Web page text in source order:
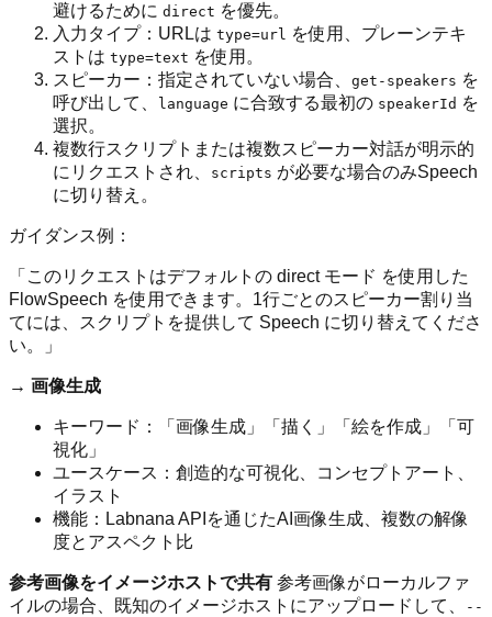
避けるために direct を優先。
入力タイプ：URLは type=url を使用、プレーンテキ
ストは type=text を使用。
スピーカー：指定されていない場合、 get-speakers を
呼び出して、
language に合致する最初の speakerId を
選択。
複数行スクリプトまたは複数スピーカー対話が明示的
にリクエストされ、
scripts が必要な場合のみSpeech
に切り替え。
ガイダンス例：
「このリクエストはデフォルトの direct モード を使用した
FlowSpeech を使用できます。1行ごとのスピーカー割り当
てには、スクリプトを提供して Speech に切り替えてくださ
い。」
→ 画像生成
キーワード：「画像生成」「描く」「絵を作成」「可
視化」
ユースケース：創造的な可視化、コンセプトアート、
イラスト
機能：Labnana APIを通じたAI画像生成、複数の解像
度とアスペクト比
参考画像をイメージホストで共有 参考画像がローカルファ
イルの場合、既知のイメージホストにアップロードして、
--